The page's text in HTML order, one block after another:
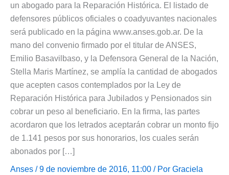
un abogado para la Reparación Histórica. El listado de
defensores públicos oficiales o coadyuvantes nacionales
será publicado en la página www.anses.gob.ar. De la
mano del convenio firmado por el titular de ANSES,
Emilio Basavilbaso, y la Defensora General de la Nación,
Stella Maris Martínez, se amplía la cantidad de abogados
que acepten casos contemplados por la Ley de
Reparación Histórica para Jubilados y Pensionados sin
cobrar un peso al beneficiario. En la firma, las partes
acordaron que los letrados aceptarán cobrar un monto fijo
de 1.141 pesos por sus honorarios, los cuales serán
abonados por […]
Anses / 9 de noviembre de 2016, 11:00 / Por Graciela